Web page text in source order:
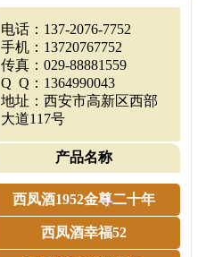
电话：137-2076-7752
手机：13720767752
传真：029-88881559
Q Q：1364990043
地址：西安市高新区西部
大道117号
产品名称
西凤酒1952金尊二十年
西凤酒幸福52